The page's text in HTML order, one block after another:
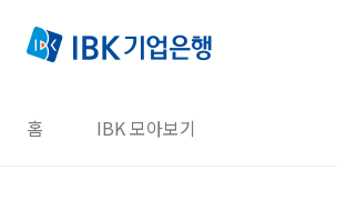
홈 IBK 모아보기